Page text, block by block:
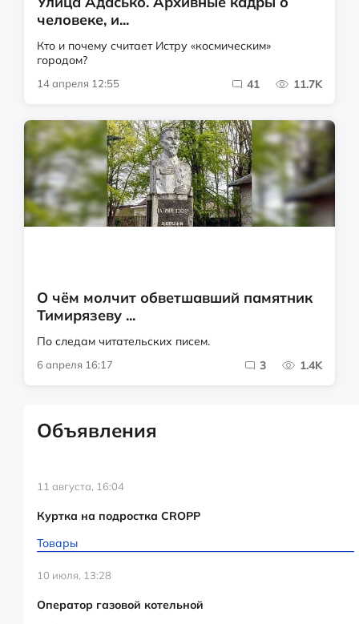
человеке, и...
Кто и почему считает Истру «космическим»
городом?
14 апреля 12:55 41 11.7K
О чём молчит обветшавший памятник
Тимирязеву ...
По следам читательских писем.
6 апреля 16:17 3 1.4K
Объявления
11 августа, 16:04
Куртка на подростка CROPP
Товары
10 июля, 13:28
Оператор газовой котельной